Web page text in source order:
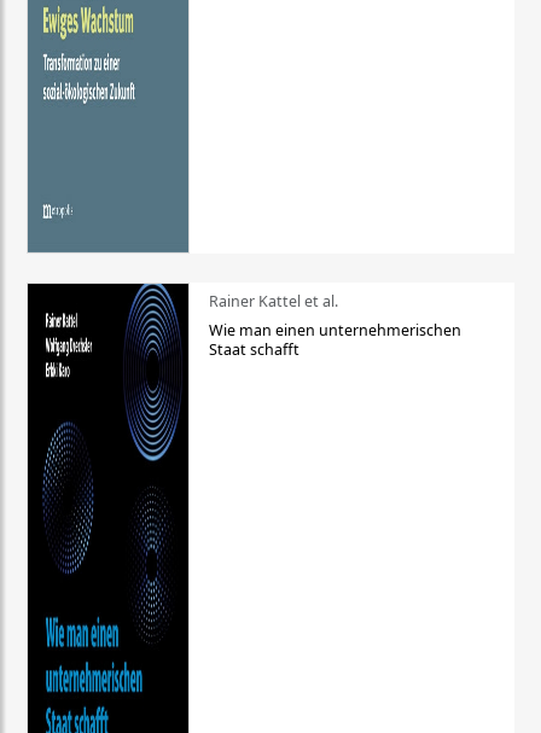
Rainer Kattel et al.
Wie man einen unternehmerischen
Staat schafft